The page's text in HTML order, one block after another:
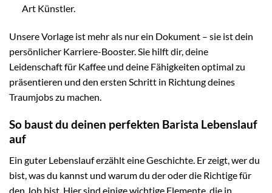
Art Künstler.
Unsere Vorlage ist mehr als nur ein Dokument – sie ist dein
persönlicher Karriere-Booster. Sie hilft dir, deine
Leidenschaft für Kaffee und deine Fähigkeiten optimal zu
präsentieren und den ersten Schritt in Richtung deines
Traumjobs zu machen.
So baust du deinen perfekten Barista Lebenslauf
auf
Ein guter Lebenslauf erzählt eine Geschichte. Er zeigt, wer du
bist, was du kannst und warum du der oder die Richtige für
den Job bist. Hier sind einige wichtige Elemente, die in